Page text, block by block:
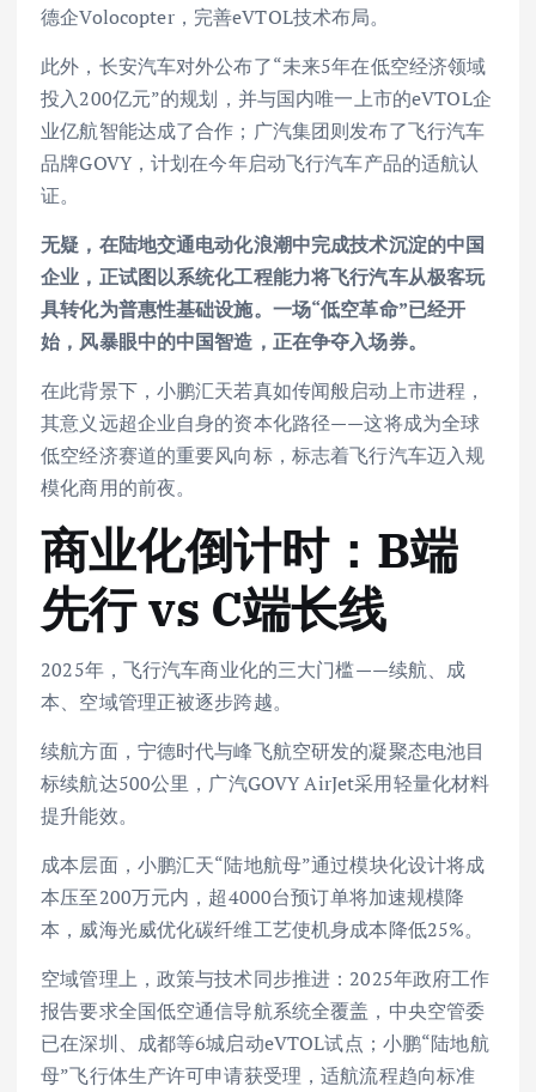
德企Volocopter，完善eVTOL技术布局。
此外，长安汽车对外公布了“未来5年在低空经济领域
投入200亿元”的规划，并与国内唯一上市的eVTOL企
业亿航智能达成了合作；广汽集团则发布了飞行汽车
品牌GOVY，计划在今年启动飞行汽车产品的适航认
证。
无疑，在陆地交通电动化浪潮中完成技术沉淀的中国
企业，正试图以系统化工程能力将飞行汽车从极客玩
具转化为普惠性基础设施。一场“低空革命”已经开
始，风暴眼中的中国智造，正在争夺入场券。
在此背景下，小鹏汇天若真如传闻般启动上市进程，
其意义远超企业自身的资本化路径——这将成为全球
低空经济赛道的重要风向标，标志着飞行汽车迈入规
模化商用的前夜。
商业化倒计时：B端
先行 vs C端长线
2025年，飞行汽车商业化的三大门槛——续航、成
本、空域管理正被逐步跨越。
续航方面，宁德时代与峰飞航空研发的凝聚态电池目
标续航达500公里，广汽GOVY AirJet采用轻量化材料
提升能效。
成本层面，小鹏汇天“陆地航母”通过模块化设计将成
本压至200万元内，超4000台预订单将加速规模降
本，威海光威优化碳纤维工艺使机身成本降低25%。
空域管理上，政策与技术同步推进：2025年政府工作
报告要求全国低空通信导航系统全覆盖，中央空管委
已在深圳、成都等6城启动eVTOL试点；小鹏“陆地航
母”飞行体生产许可申请获受理，适航流程趋向标准